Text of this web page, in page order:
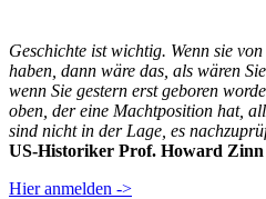
Geschichte ist wichtig. Wenn sie
haben, dann wäre das, als wären
wenn Sie gestern erst geboren
oben, der eine Machtposition hat,
sind nicht in der Lage, es
US-Historiker Prof. Howard Zinn
Hier anmelden ->